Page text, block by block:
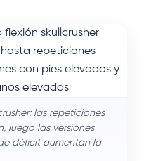
las repeticiones
luego las versiones
déficit aumentan la